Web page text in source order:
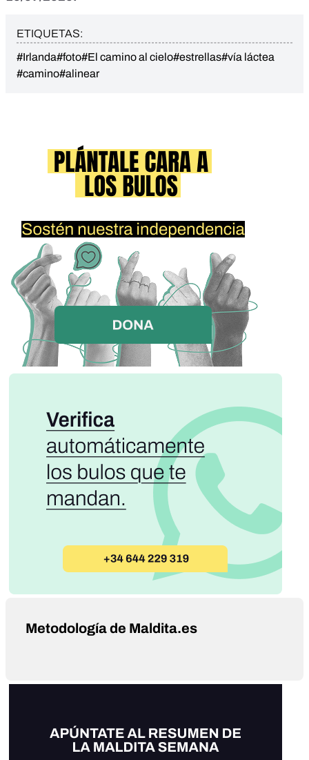
ETIQUETAS:
#Irlanda#foto#El camino al cielo#estrellas#vía láctea
#camino#alinear
Metodología de Maldita.es